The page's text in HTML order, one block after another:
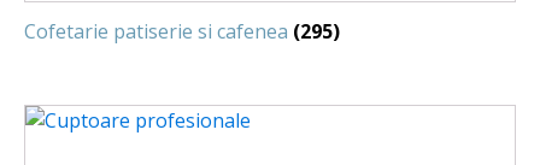
Cofetarie patiserie si cafenea (295)